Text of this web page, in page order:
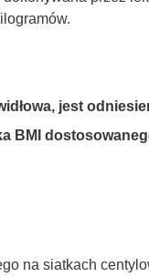
jest
BMI
na siatkach